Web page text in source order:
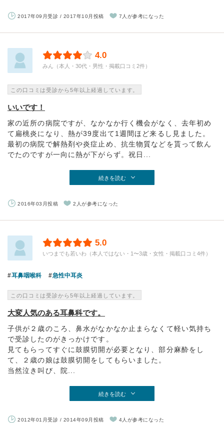
2017年09月受診 / 2017年10月投稿 7人が参考になった
4.0
みん（本人・30代・男性・掲載口コミ2件）
この口コミは受診から5年以上経過しています。
いいです！
家の近所の病院ですが、なかなか行く機会がなく、去年初め
て扁桃炎になり、熱が39度出て1週間ほど来るし見ました。
最初の病院で解熱剤や炎症止め、抗生物質などを貰って飲ん
でたのですが一向に熱が下がらず。祝日...
続きを読む
2016年03月投稿 2人が参考になった
5.0
いつまでも若いわ（本人ではない・1〜3歳・女性・掲載口コミ4件）
耳鼻咽喉科 急性中耳炎
この口コミは受診から5年以上経過しています。
大変人気のある耳鼻科です。
子供が２歳のころ、鼻水がなかなか止まらなくて軽い気持ち
で受診したのがきっかけです。
見てもらってすぐに鼓膜切開が必要となり、部分麻酔をし
て、２歳の娘は鼓膜切開をしてもらいました。
当然泣き叫び、院...
続きを読む
2012年01月受診 / 2014年09月投稿 4人が参考になった